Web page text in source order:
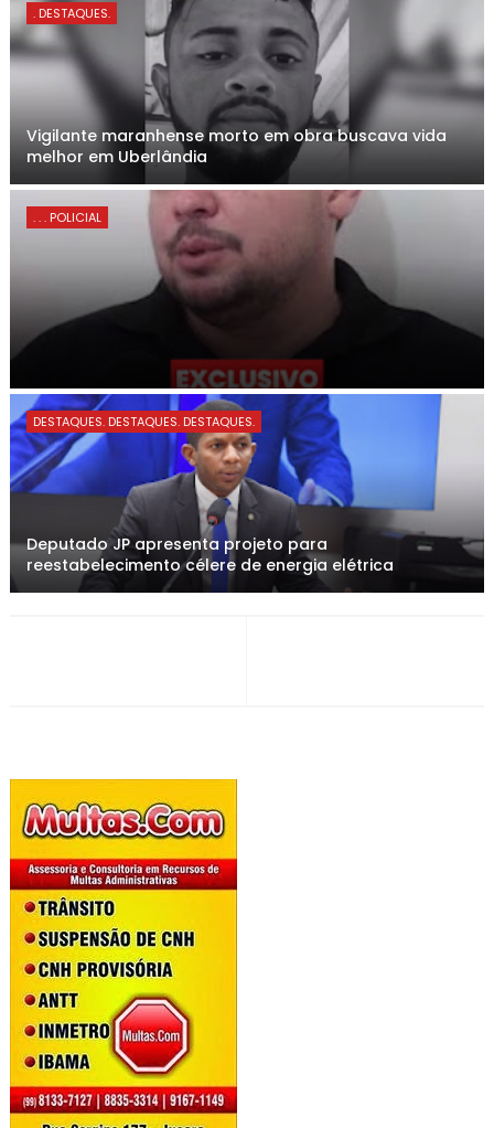
. DESTAQUES.
Vigilante maranhense morto em obra buscava vida
melhor em Uberlândia
. . . POLICIAL
DESTAQUES. DESTAQUES. DESTAQUES.
Deputado JP apresenta projeto para
reestabelecimento célere de energia elétrica